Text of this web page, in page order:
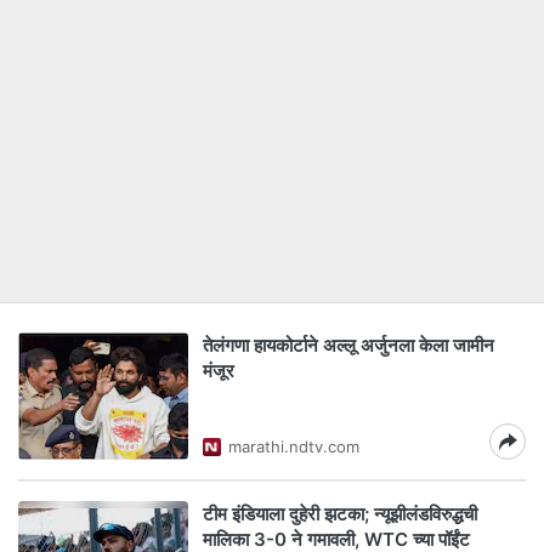
तेलंगणा हायकोर्टाने अल्लू अर्जुनला केला जामीन
मंजूर
marathi.ndtv.com
टीम इंडियाला दुहेरी झटका; न्यूझीलंडविरुद्धची
मालिका 3-0 ने गमावली, WTC च्या पॉईंट